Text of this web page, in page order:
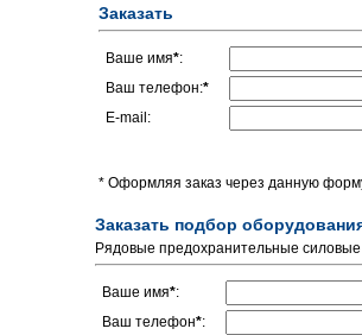
Заказать
Ваше имя*:
Ваш телефон:*
E-mail:
* Оформляя заказ через данную
Заказать подбор
Рядовые предохранительные
Ваше имя*:
Ваш телефон*: